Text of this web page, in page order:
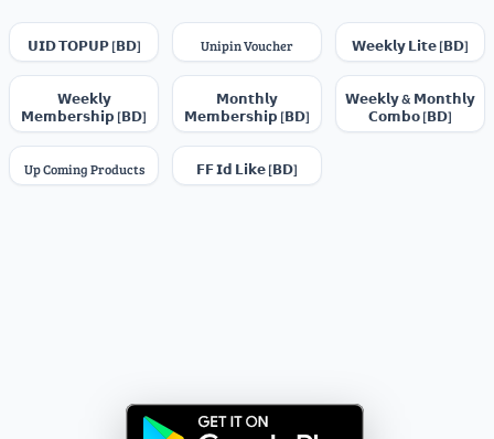
𝗨𝗜𝗗 𝗧𝗢𝗣𝗨𝗣 [𝗕𝗗] Unipin Voucher 𝗪𝗲𝗲𝗸𝗹𝘆 𝗟𝗶𝘁𝗲 [𝗕𝗗]
𝗪𝗲𝗲𝗸𝗹𝘆
𝗠𝗲𝗺𝗯𝗲𝗿𝘀𝗵𝗶𝗽 [𝗕𝗗]
𝗠𝗼𝗻𝘁𝗵𝗹𝘆
𝗠𝗲𝗺𝗯𝗲𝗿𝘀𝗵𝗶𝗽 [𝗕𝗗]
𝗪𝗲𝗲𝗸𝗹𝘆 & 𝗠𝗼𝗻𝘁𝗵𝗹𝘆
𝗖𝗼𝗺𝗯𝗼 [𝗕𝗗]
Up Coming Products 𝗙𝗙 𝗜𝗱 𝗟𝗶𝗸𝗲 [𝗕𝗗]